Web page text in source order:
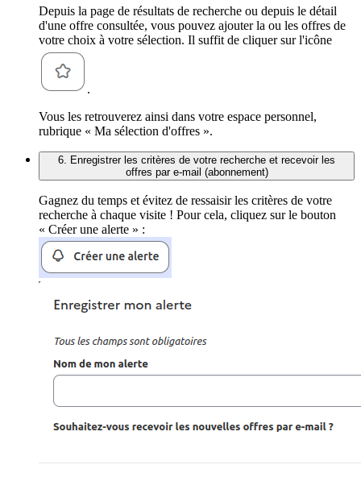
Depuis la page de résultats de recherche ou depuis le détail
d'une offre consultée, vous pouvez ajouter la ou les offres de
votre choix à votre sélection. Il suffit de cliquer sur l'icône
.
Vous les retrouverez ainsi dans votre espace personnel,
rubrique « Ma sélection d'offres ».
6. Enregistrer les critères de votre recherche et recevoir les
offres par e-mail (abonnement)
Gagnez du temps et évitez de ressaisir les critères de votre
recherche à chaque visite ! Pour cela, cliquez sur le bouton
« Créer une alerte » :